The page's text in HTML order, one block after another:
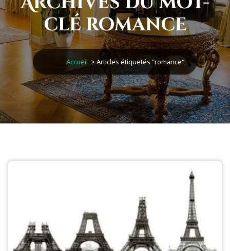
clé romance
Accueil > Articles étiquetés "romance"